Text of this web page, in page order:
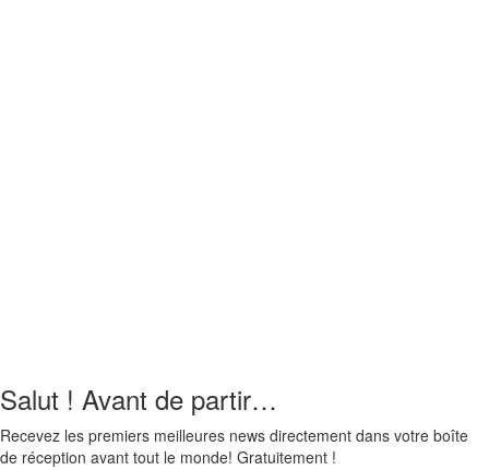
Salut ! Avant de partir…
Recevez les premiers meilleures news directement dans votre boîte
de réception avant tout le monde! Gratuitement !